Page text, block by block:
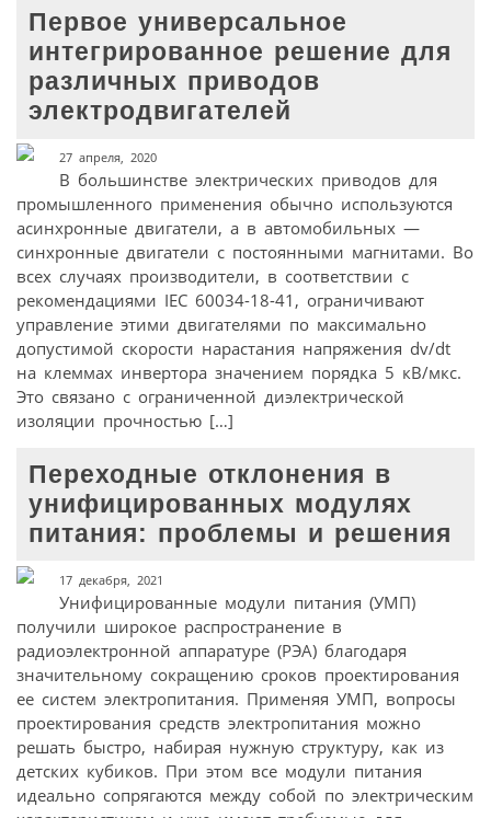
Первое универсальное
интегрированное решение для
различных приводов
электродвигателей
27 апреля, 2020
В большинстве электрических приводов для
промышленного применения обычно используются
асинхронные двигатели, а в автомобильных —
синхронные двигатели с постоянными магнитами. Во
всех случаях производители, в соответствии с
рекомендациями IEC 60034-18-41, ограничивают
управление этими двигателями по максимально
допустимой скорости нарастания напряжения dv/dt
на клеммах инвертора значением порядка 5 кВ/мкс.
Это связано с ограниченной диэлектрической
изоляции прочностью […]
Переходные отклонения в
унифицированных модулях
питания: проблемы и решения
17 декабря, 2021
Унифицированные модули питания (УМП)
получили широкое распространение в
радиоэлектронной аппаратуре (РЭА) благодаря
значительному сокращению сроков проектирования
ее систем электропитания. Применяя УМП, вопросы
проектирования средств электропитания можно
решать быстро, набирая нужную структуру, как из
детских кубиков. При этом все модули питания
идеально сопрягаются между собой по электрическим